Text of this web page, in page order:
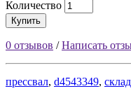
Количество
Купить
0 отзывов /Написать
прессвал, d4543349,